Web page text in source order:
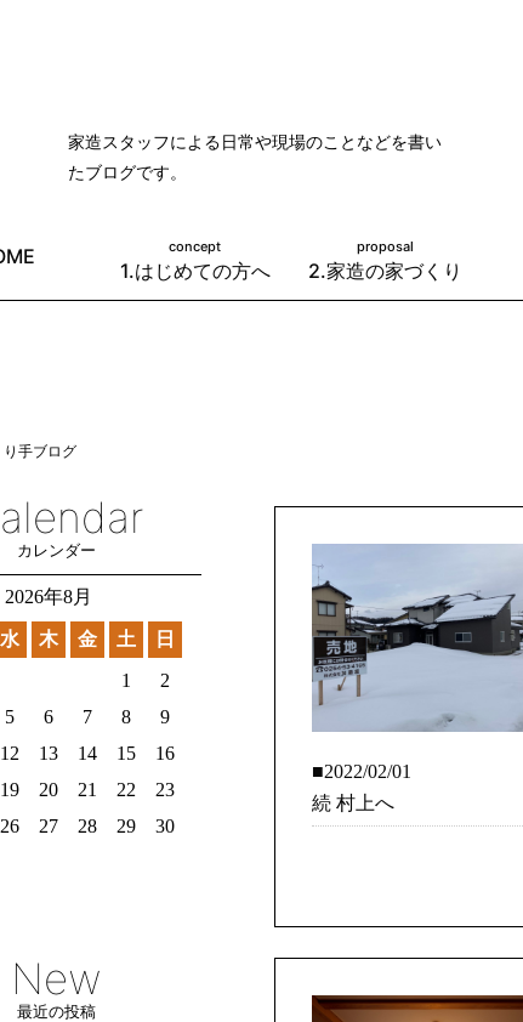
家造スタッフによる日常や現場のことなどを書い
たブログです。
concept
1.はじめての方へ
proposal
2.家造の家づくり
り手ブログ
カレンダー
2026年8月
水 木 金 土 日
1
2
5 6 7 8
9
12 13 14 15
16
19 20 21 22
23
26 27 28 29
30
New
最近の投稿
■2022/02/01
続 村上へ